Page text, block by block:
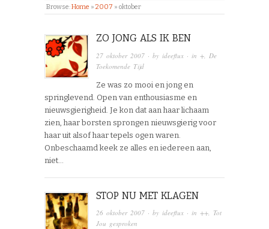
Browse:Home » 2007 » oktober
ZO JONG ALS IK BEN
27 oktober 2007 · by ideeflux · in+ De
Toekomende Tijd
Ze was zo mooi en jong en
springlevend. Open van enthousiasme en
nieuwsgierigheid. Je kon dat aan haar lichaam
zien, haar borsten sprongen nieuwsgierig voor
haar uit alsof haar tepels ogen waren.
Onbeschaamd keek ze alles en iedereen aan,
niet…
STOP NU MET KLAGEN
26 oktober 2007 · byideeflux · in++, Tot
Jou gesproken